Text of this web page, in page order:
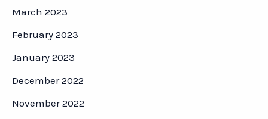
March 2023
February 2023
January 2023
December 2022
November 2022